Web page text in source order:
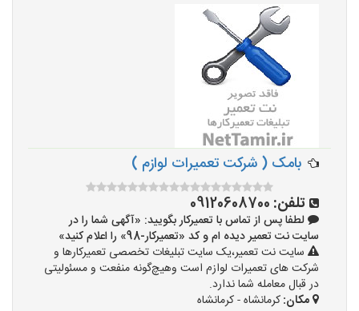
بامک ( شرکت تعمیرات لوازم )
تلفن: 09120608700
لطفا پس از تماس با تعمیرکار بگویید: «آگهی شما را در
سایت نت تعمیر دیده ام و کد «تعمیرکار-98» را اعلام کنید»
سایت نت تعمیر،یک سایت تبلیغات تخصصی تعمیرکارها و
شرکت های تعمیرات لوازم است وهیچ‌گونه منفعت و مسئولیتی
در قبال معامله شما ندارد.
مکان:کرمانشاه - کرمانشاه